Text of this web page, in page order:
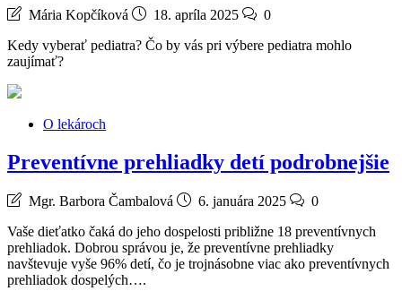
Mária Kopčíková 18. apríla 2025
0
Kedy vyberať pediatra? Čo by vás pri výbere pediatra mohlo
zaujímať?
O lekároch
Preventívne prehliadky detí podrobnejšie
Mgr. Barbora Čambalová 6. januára 2025
0
Vaše dieťatko čaká do jeho dospelosti približne 18 preventívnych
prehliadok. Dobrou správou je, že preventívne prehliadky
navštevuje vyše 96% detí, čo je trojnásobne viac ako preventívnych
prehliadok dospelých….